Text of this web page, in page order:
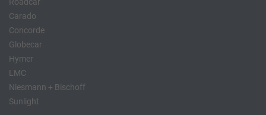
Carado
Concorde
Globecar
Hymer
LMC
Niesmann + Bischoff
Sunlight